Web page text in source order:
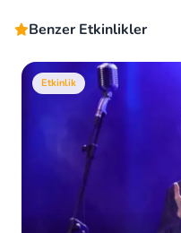
Benzer Etkinlikler
Etkinlik